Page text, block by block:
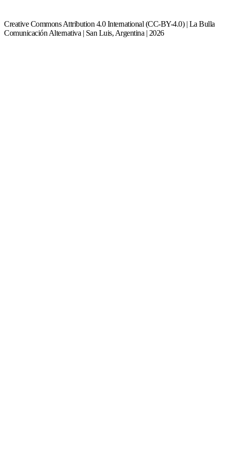
Creative Commons Attribution 4.0 International (CC-BY-4.0) | La Bulla
Comunicación Alternativa | San Luis, Argentina | 2026